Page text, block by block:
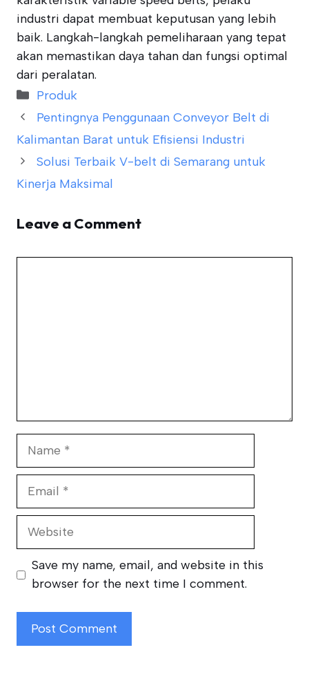
industri dapat membuat keputusan yang lebih
baik. Langkah-langkah pemeliharaan yang tepat
akan memastikan daya tahan dan fungsi optimal
dari peralatan.
Categories
Produk
Pentingnya Penggunaan Conveyor Belt di
Kalimantan Barat untuk Efisiensi Industri
Solusi Terbaik V-belt di Semarang untuk
Kinerja Maksimal
Leave a Comment
Website
Save my name, email, and website in this
browser for the next time I comment.